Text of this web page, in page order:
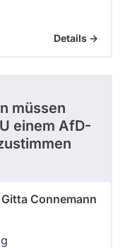
Details ->
müssen
einem AfD-
Gitta Connemann